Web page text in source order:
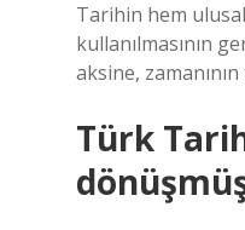
Tarihin hem
kullanılmasının
aksine,
Türk